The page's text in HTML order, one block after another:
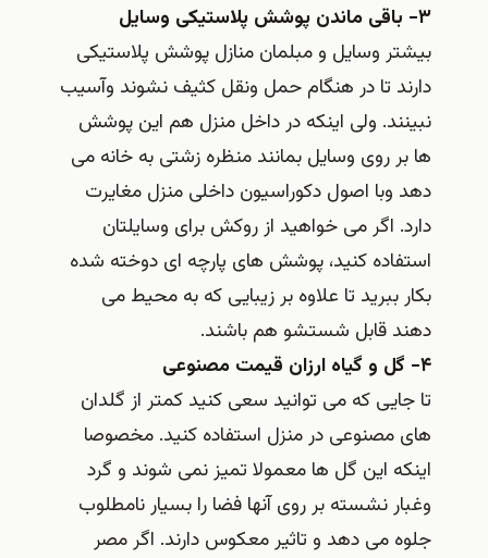
۳- باقی ماندن پوشش پلاستیکی وسایل
بیشتر وسایل و مبلمان منازل پوشش پلاستیکی
دارند تا در هنگام حمل ونقل کثیف نشوند وآسیب
نبینند. ولی اینکه در داخل منزل هم این پوشش
ها بر روی وسایل بمانند منظره زشتی به خانه می
دهد وبا اصول دکوراسیون داخلی منزل مغایرت
دارد. اگر می خواهید از روکش برای وسایلتان
استفاده کنید، پوشش های پارچه ای دوخته شده
بکار ببرید تا علاوه بر زیبایی که به محیط می
دهند قابل شستشو هم باشند.
۴- گل و گیاه ارزان قیمت مصنوعی
تا جایی که می توانید سعی کنید کمتر از گلدان
های مصنوعی در منزل استفاده کنید. مخصوصا
اینکه این گل ها معمولا تمیز نمی شوند و گرد
وغبار نشسته بر روی آنها فضا را بسیار نامطلوب
جلوه می دهد و تاثیر معکوس دارند. اگر مصر